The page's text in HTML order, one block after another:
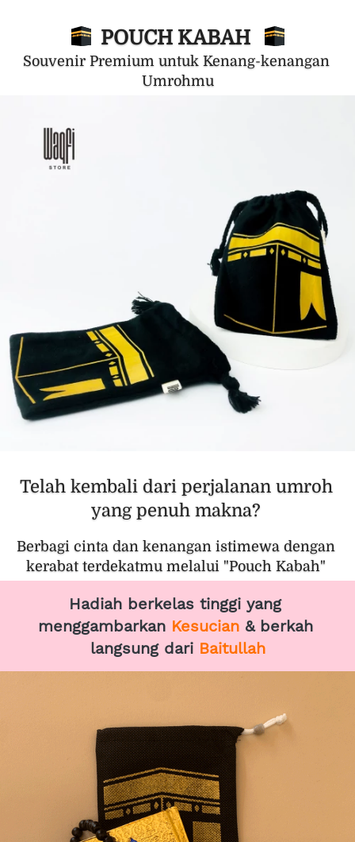
  POUCH KABAH
Souvenir Premium untuk Kenang-kenangan
Umrohmu
Telah kembali dari perjalanan umroh
yang penuh makna?
Berbagi cinta dan kenangan istimewa dengan
kerabat terdekatmu melalui "Pouch Kabah"
Hadiah berkelas tinggi yang
menggambarkan Kesucian & berkah
langsung dari Baitullah